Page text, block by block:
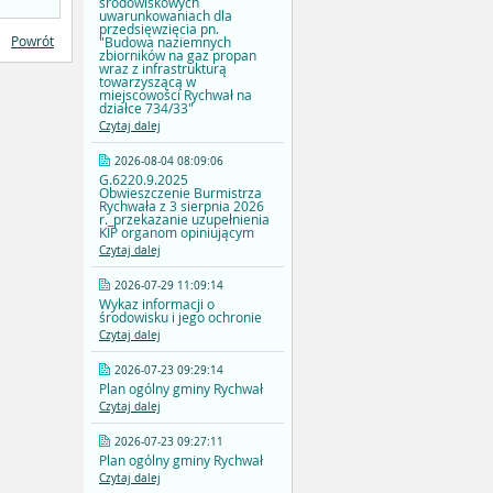
uwarunkowaniach dla
przedsięwzięcia pn.
"Budowa naziemnych
zbiorników na gaz propan
wraz z infrastrukturą
towarzyszącą w
miejscowości Rychwał na
działce 734/33"
Czytaj dalej
2026-08-04 08:09:06
G.6220.9.2025
Obwieszczenie Burmistrza
Rychwała z 3 sierpnia 2026
r._przekazanie uzupełnienia
KIP organom opiniującym
Czytaj dalej
2026-07-29 11:09:14
Wykaz informacji o
środowisku i jego ochronie
Czytaj dalej
2026-07-23 09:29:14
Plan ogólny gminy Rychwał
Czytaj dalej
2026-07-23 09:27:11
Plan ogólny gminy Rychwał
Czytaj dalej
Powrót